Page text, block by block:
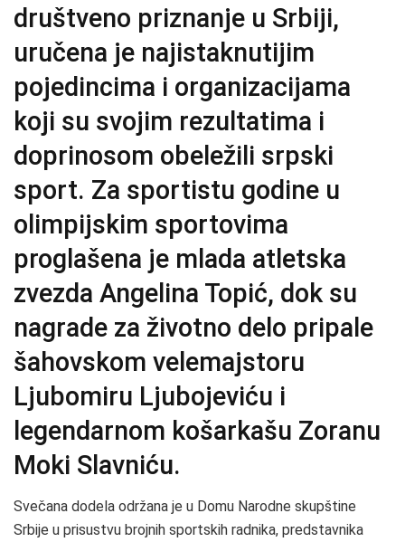
društveno priznanje u Srbiji,
uručena je najistaknutijim
pojedincima i organizacijama
koji su svojim rezultatima i
doprinosom obeležili srpski
sport. Za sportistu godine u
olimpijskim sportovima
proglašena je mlada atletska
zvezda Angelina Topić, dok su
nagrade za životno delo pripale
šahovskom velemajstoru
Ljubomiru Ljubojeviću i
legendarnom košarkašu Zoranu
Moki Slavniću.
Svečana dodela održana je u Domu Narodne skupštine
Srbije u prisustvu brojnih sportskih radnika, predstavnika